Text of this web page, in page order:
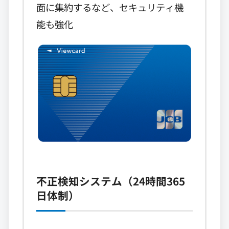
面に集約するなど、セキュリティ機
能も強化
不正検知システム（24時間365
日体制）